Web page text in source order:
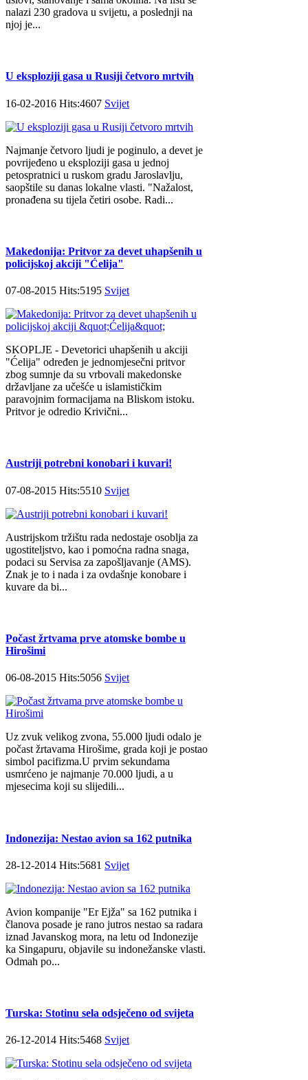
nalazi 230 gradova u svijetu, a poslednji na
njoj je...
U eksploziji gasa u Rusiji četvoro mrtvih
16-02-2016 Hits:4607 Svijet
Najmanje četvoro ljudi je poginulo, a devet je
povrijeđeno u eksploziji gasa u jednoj
petospratnici u ruskom gradu Јaroslavlju,
saopštile su danas lokalne vlasti. "Nažalost,
pronađena su tijela četiri osobe. Radi...
Makedonija: Pritvor za devet uhapšenih u
policijskoj akciji "Ćelija"
07-08-2015 Hits:5195 Svijet
SKOPLJE - Devetorici uhapšenih u akciji
"Ćelija" određen je jednomjesečni pritvor
zbog sumnje da su vrbovali makedonske
državljane za učešće u islamističkim
paravojnim formacijama na Bliskom istoku.
Pritvor je odredio Krivični...
Austriji potrebni konobari i kuvari!
07-08-2015 Hits:5510 Svijet
Austrijskom tržištu rada nedostaje osoblja za
ugostiteljstvo, kao i pomoćna radna snaga,
podaci su Servisa za zapošljavanje (AMS).
Znak je to i nada i za ovdašnje konobare i
kuvare da bi...
Počast žrtvama prve atomske bombe u
Hirošimi
06-08-2015 Hits:5056 Svijet
Uz zvuk velikog zvona, 55.000 ljudi odalo je
počast žrtavama Hirošime, grada koji je postao
simbol pacifizma.U prvim sekundama
usmrćeno je najmanje 70.000 ljudi, a u
mjesecima koji su slijedili...
Indonezija: Nestao avion sa 162 putnika
28-12-2014 Hits:5681 Svijet
Avion kompanije "Er Ejža" sa 162 putnika i
članova posade je rano jutros nestao sa radara
iznad Javanskog mora, na letu od Indonezije
ka Singapuru, objavile su indonežanske vlasti.
Odmah po...
Turska: Stotinu sela odsječeno od svijeta
26-12-2014 Hits:5468 Svijet